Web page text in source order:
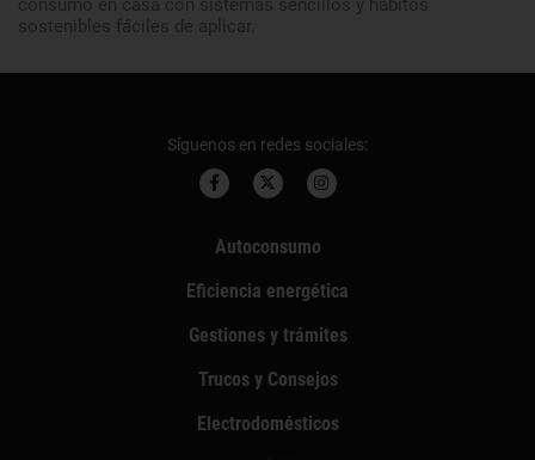
consumo en casa con sistemas sencillos y hábitos
sostenibles fáciles de aplicar.
Síguenos en redes sociales:
Autoconsumo
Eficiencia energética
Gestiones y trámites
Trucos y Consejos
Electrodomésticos